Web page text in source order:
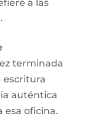
a las
terminada
escritura
auténtica
esa oficina.